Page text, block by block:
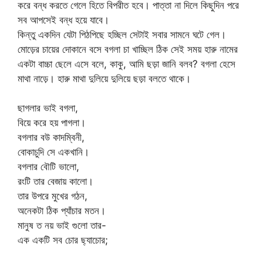
করে বন্ধ করতে গেলে হিতে বিপরীত হবে। পাত্তা না দিলে কিছুদিন পরে
সব আপসেই বন্ধ হয়ে যাবে।
কিন্তু একদিন যেটা পিঠপিছে হচ্ছিল সেটাই সবার সামনে ঘটে গেল।
মোড়ের চায়ের দোকানে বসে বগলা চা খাচ্ছিল ঠিক সেই সময় হারু নামের
একটা বাচ্চা ছেলে এসে বলে, কাকু, আমি ছড়া জানি বলব? বগলা হেসে
মাথা নাড়ে। হারু মাথা দুলিয়ে দুলিয়ে ছড়া বলতে থাকে।
ছাগলার ভাই বগলা,
বিয়ে করে হয় পাগলা।
বগলার বউ কাদম্বিনী,
বোকাচুদি সে একখানি।
বগলার বৌটি ভালো,
রংটি তার বেজায় কালো।
তার উপরে মুখের গঠন,
অনেকটা ঠিক প্যাঁচার মতন।
মানুষ ত নয় ভাই গুলো তার-
এক একটি সব চোর ছ্যাচোর;